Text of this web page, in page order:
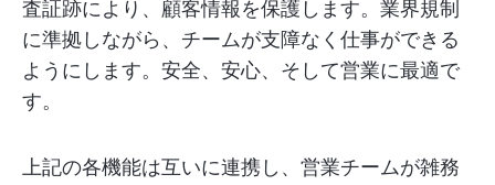
査証跡により、顧客情報を保護します。業界規制
に準拠しながら、チームが支障なく仕事ができる
ようにします。安全、安心、そして営業に最適で
す。
上記の各機能は互いに連携し、営業チームが雑務